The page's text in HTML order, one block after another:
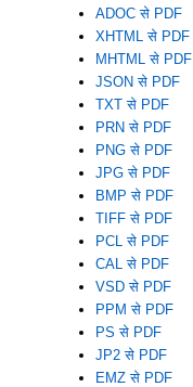
ADOC से PDF
XHTML से PDF
MHTML से PDF
JSON से PDF
TXT से PDF
PRN से PDF
PNG से PDF
JPG से PDF
BMP से PDF
TIFF से PDF
PCL से PDF
CAL से PDF
VSD से PDF
PPM से PDF
PS से PDF
JP2 से PDF
EMZ से PDF